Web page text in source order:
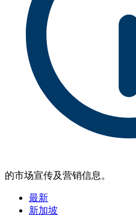
的市场宣传及营销信息。
最新
新加坡